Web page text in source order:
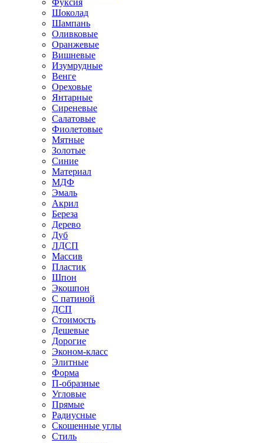
Фуксия
Шоколад
Шампань
Оливковые
Оранжевые
Вишневые
Изумрудные
Венге
Ореховые
Янтарные
Сиреневые
Салатовые
Фиолетовые
Мятные
Золотые
Синие
Материал
МДФ
Эмаль
Акрил
Береза
Дерево
Дуб
ЛДСП
Массив
Пластик
Шпон
Экошпон
С патиной
ДСП
Стоимость
Дешевые
Дорогие
Эконом-класс
Элитные
Форма
П-образные
Угловые
Прямые
Радиусные
Скошенные углы
Стиль